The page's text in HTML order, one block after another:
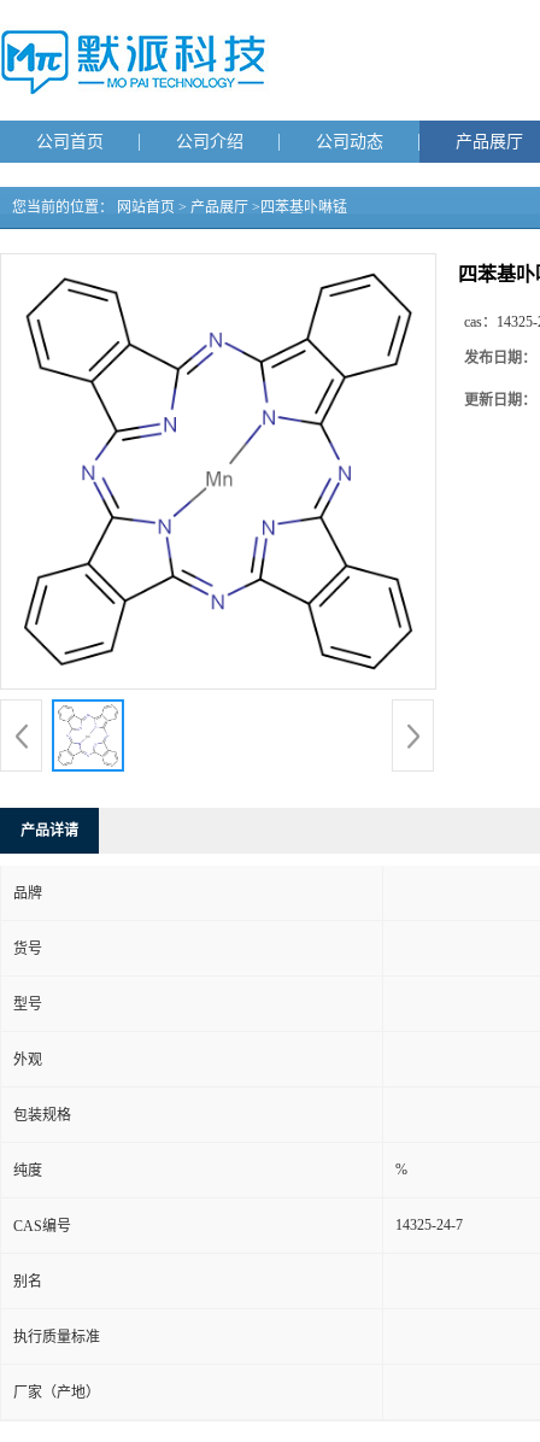
公司首页 公司介绍 公司动态 产品展厅
您当前的位置： 网站首页 > 产品展厅 > 四苯基卟啉锰
四苯基
cas：
发布日期：
更新日期：
产品详请
品牌
货号
型号
外观
包装规格
纯度 %
CAS编号 14325-24-7
别名
执行质量标准
厂家（产地）